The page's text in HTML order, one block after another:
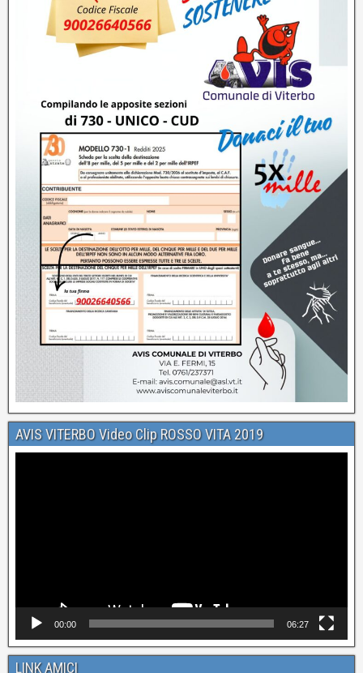
AVIS VITERBO Video Clip ROSSO VITA 2019
00:00 06:27
LINK AMICI